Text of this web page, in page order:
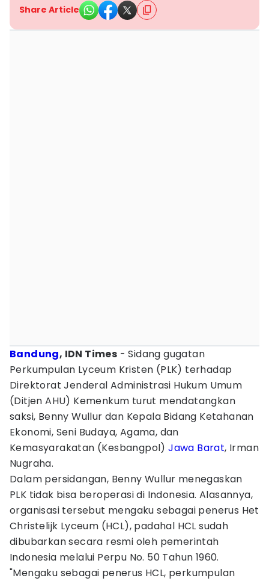
Share Article
Bandung, IDN Times - Sidang gugatan
Perkumpulan Lyceum Kristen (PLK) terhadap
Direktorat Jenderal Administrasi Hukum Umum
(Ditjen AHU) Kemenkum turut mendatangkan
saksi, Benny Wullur dan Kepala Bidang Ketahanan
Ekonomi, Seni Budaya, Agama, dan
Kemasyarakatan (Kesbangpol)Jawa Barat, Irman
Nugraha.
Dalam persidangan, Benny Wullur menegaskan
PLK tidak bisa beroperasi di Indonesia. Alasannya,
organisasi tersebut mengaku sebagai penerus Het
Christelijk Lyceum (HCL), padahal HCL sudah
dibubarkan secara resmi oleh pemerintah
Indonesia melalui Perpu No. 50 Tahun 1960.
"Mengaku sebagai penerus HCL, perkumpulan